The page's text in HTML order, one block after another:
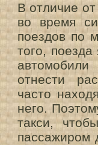
В отличие
во время
поездов по
того,
отнести
часто
него.
такси,
пассажиром